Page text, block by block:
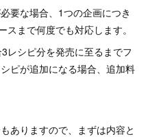
要な場合、1つの企画につき
まで何度でも対応します。
レシピ分を発売に至るまでフ
ピが追加になる場合、追加料
ありますので、まずは内容と